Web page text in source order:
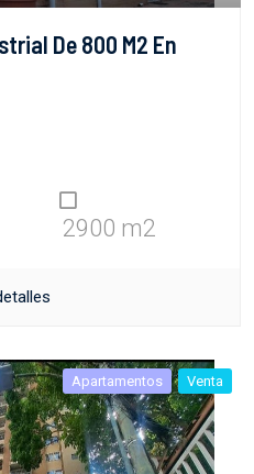
De 800 M2 En
2900 m2
Apartamentos Venta